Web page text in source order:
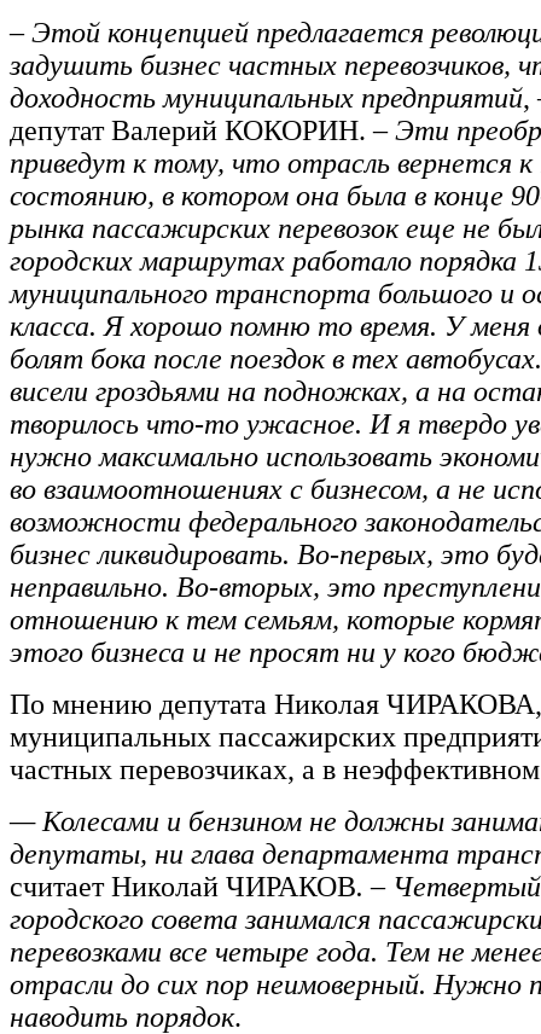
– Этой концепцией предлагается
задушить бизнес частных перевозчиков,
доходность муниципальных предприятий,
депутат Валерий КОКОРИН. –Эти
приведут к тому, что отрасль вернется
состоянию, в котором она была в конце
рынка пассажирских перевозок еще не
городских маршрутах работало порядка
муниципального транспорта большого и
класса. Я хорошо помню то время. У меня
болят бока после поездок в тех
висели гроздьями на подножках, а на
творилось что-то ужасное. И я твердо
нужно максимально использовать
во взаимоотношениях с бизнесом, а не
возможности федерального
бизнес ликвидировать. Во-первых, это
неправильно. Во-вторых, это
отношению к тем семьям, которые
этого бизнеса и не просят ни у кого
По мнению депутата Николая
муниципальных пассажирских
частных перевозчиках, а в
— Колесами и бензином не должны
депутаты, ни глава департамента
считает Николай ЧИРАКОВ. – Четвертый
городского совета занимался
перевозками все четыре года. Тем не
отрасли до сих пор неимоверный. Нужно
наводить порядок.